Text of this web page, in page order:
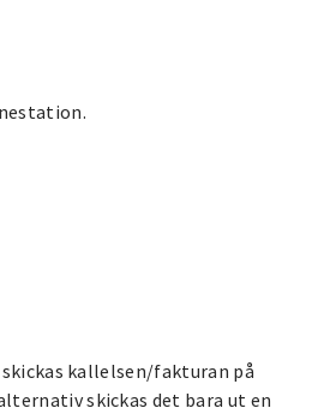
kallelsen/fakturan på
skickas det bara ut en